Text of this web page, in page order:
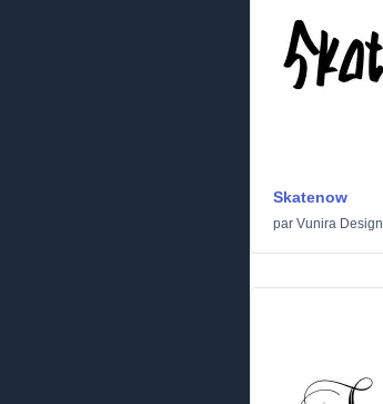
Skatenow
par Vunira Design